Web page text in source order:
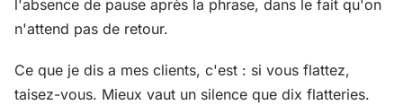
l'absence de pause après la phrase, dans le fait qu'on
n'attend pas de retour.
Ce que je dis a mes clients, c'est : si vous flattez,
taisez-vous. Mieux vaut un silence que dix flatteries.